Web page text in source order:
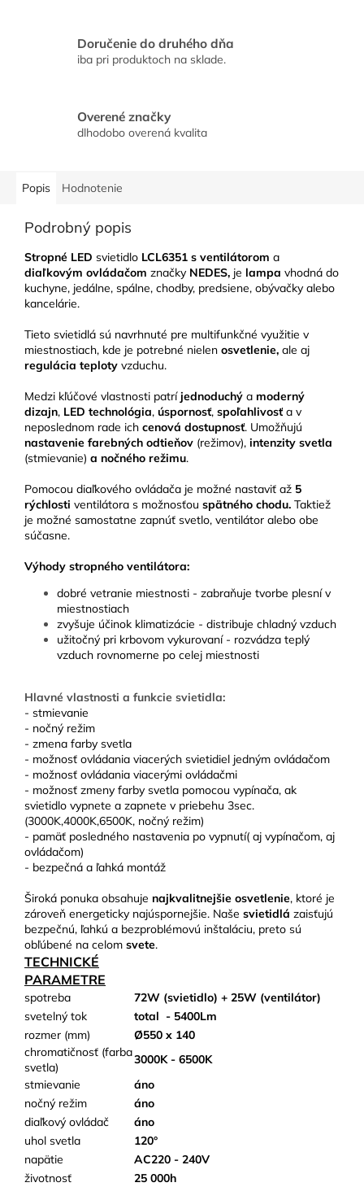
Doručenie do druhého dňa
iba pri produktoch na sklade.
Overené značky
dlhodobo overená kvalita
Popis Hodnotenie
Podrobný popis
Stropné LED svietidlo LCL6351 s ventilátorom a
diaľkovým ovládačom značky NEDES, je lampa vhodná do
kuchyne, jedálne, spálne, chodby, predsiene, obývačky alebo
kancelárie.
Tieto svietidlá sú navrhnuté pre multifunkčné využitie v
miestnostiach, kde je potrebné nielen osvetlenie, ale aj
regulácia teploty vzduchu.
Medzi kľúčové vlastnosti patríjednoduchý a moderný
dizajn, LED technológia, úspornosť, spoľahlivosť a v
neposlednom rade ich cenová dostupnosť. Umožňujú
nastavenie farebných odtieňov (režimov), intenzity svetla
(stmievanie) a nočného režimu.
Pomocou diaľkového ovládača je možné nastaviť až 5
rýchlosti ventilátora s možnosťou spätného chodu. Taktiež
je možné samostatne zapnúť svetlo, ventilátor alebo obe
súčasne.
Výhody stropného ventilátora:
dobré vetranie miestnosti - zabraňuje tvorbe plesní v
miestnostiach
zvyšuje účinok klimatizácie - distribuje chladný vzduch
užitočný pri krbovom vykurovaní - rozvádza teplý
vzduch rovnomerne po celej miestnosti
Hlavné vlastnosti a funkcie svietidla:
- stmievanie
- nočný režim
- zmena farby svetla
- možnosť ovládania viacerých svietidiel jedným ovládačom
- možnosť ovládania viacerými ovládačmi
- možnosť zmeny farby svetla pomocou vypínača, ak
svietidlo vypnete a zapnete v priebehu 3sec.
(3000K,4000K,6500K, nočný režim)
- pamäť posledného nastavenia po vypnutí( aj vypínačom, aj
ovládačom)
- bezpečná a ľahká montáž
Široká ponuka obsahuje najkvalitnejšie osvetlenie, ktoré je
zároveň energeticky najúspornejšie. Naše svietidlá zaisťujú
bezpečnú, ľahkú a bezproblémovú inštaláciu, preto sú
obľúbené na celom svete.
TECHNICKÉ
PARAMETRE
spotreba
72W (svietidlo) + 25W (ventilátor)
svetelný tok
total - 5400Lm
rozmer (mm)
Ø550 x 140
chromatičnosť (farba
svetla)
3000K - 6500K
stmievanie
áno
nočný režim
áno
diaľkový ovládač
áno
uhol svetla
120°
napätie
AC220 - 240V
životnosť
25 000h